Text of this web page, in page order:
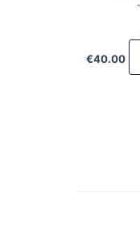
€40.00